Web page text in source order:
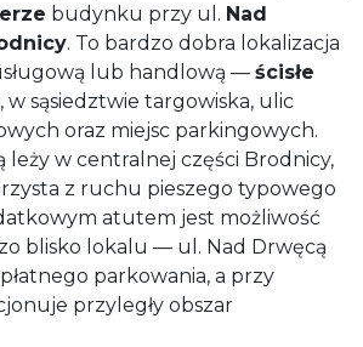
budynku przy ul. Nad
. To bardzo dobra lokalizacja
lub handlową — ścisłe
, w sąsiedztwie targowiska, ulic
oraz miejsc parkingowych.
leży w centralnej części Brodnicy,
z ruchu pieszego typowego
atutem jest możliwość
blisko lokalu — ul. Nad Drwęcą
parkowania, a przy
przyległy obszar